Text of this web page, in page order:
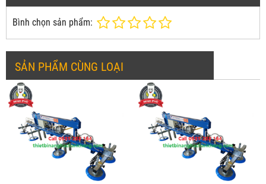
Bình chọn sản phẩm:
SẢN PHẨM CÙNG LOẠI